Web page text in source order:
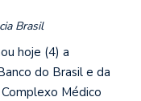
Brasil
hoje (4) a
do Brasil e da
Médico